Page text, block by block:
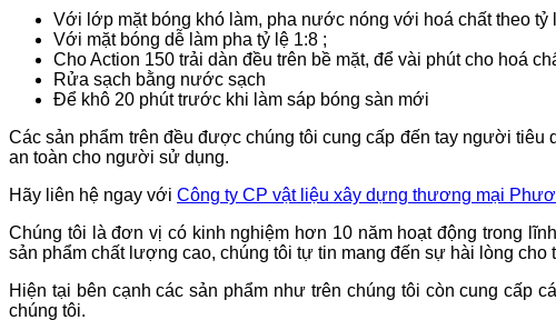
Với lớp mặt bóng khó làm, pha nước nóng với hoá chất theo tỷ
Với mặt bóng dễ làm pha tỷ lệ 1:8 ;
Cho Action 150 trải dàn đều trên bề mặt, để vài phút cho hoá
Rửa sạch bằng nước sạch
Để khô 20 phút trước khi làm sáp bóng sàn mới
Các sản phẩm trên đều được chúng tôi cung cấp đến tay người
an toàn cho người sử dụng.
Hãy liên hệ ngay với Công ty CP vật liệu xây dựng thương mại
Chúng tôi là đơn vị có kinh nghiệm hơn 10 năm hoạt động trong
sản phẩm chất lượng cao, chúng tôi tự tin mang đến sự hài lòng cho
Hiện tại bên cạnh các sản phẩm như trên chúng tôi còn cung cấp
chúng tôi.